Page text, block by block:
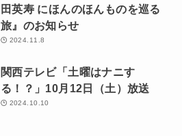
田英寿 にほんのほんものを巡る
旅』のお知らせ
2024.11.8
関西テレビ「土曜はナニす
る！？」10月12日（土）放送
2024.10.10